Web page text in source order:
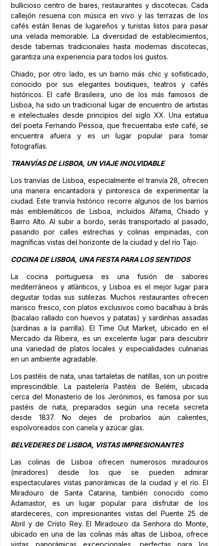
bullicioso centro de bares, restaurantes y discotecas. Cada
callejón resuena con música en vivo y las terrazas de los
cafés están llenas de lugareños y turistas listos para pasar
una velada memorable. La diversidad de establecimientos,
desde tabernas tradicionales hasta modernas discotecas,
garantiza una experiencia para todos los gustos.
Chiado, por otro lado, es un barrio más chic y sofisticado,
conocido por sus elegantes boutiques, teatros y cafés
históricos. El café Brasileira, uno de los más famosos de
Lisboa, ha sido un tradicional lugar de encuentro de artistas
e intelectuales desde principios del siglo XX. Una estatua
del poeta Fernando Pessoa, que frecuentaba este café, se
encuentra afuera y es un lugar popular para tomar
fotografías.
TRANVÍAS DE LISBOA, UN VIAJE INOLVIDABLE
Los tranvías de Lisboa, especialmente el tranvía 28, ofrecen
una manera encantadora y pintoresca de experimentar la
ciudad. Este tranvía histórico recorre algunos de los barrios
más emblemáticos de Lisboa, incluidos Alfama, Chiado y
Bairro Alto. Al subir a bordo, serás transportado al pasado,
pasando por calles estrechas y colinas empinadas, con
magníficas vistas del horizonte de la ciudad y del río Tajo.
COCINA DE LISBOA, UNA FIESTA PARA LOS SENTIDOS
La cocina portuguesa es una fusión de sabores
mediterráneos y atlánticos, y Lisboa es el mejor lugar para
degustar todas sus sutilezas. Muchos restaurantes ofrecen
marisco fresco, con platos exclusivos como bacalhau à brás
(bacalao rallado con huevos y patatas) y sardinhas assadas
(sardinas a la parrilla). El Time Out Market, ubicado en el
Mercado da Ribeira, es un excelente lugar para descubrir
una variedad de platos locales y especialidades culinarias
en un ambiente agradable.
Los pastéis de nata, unas tartaletas de natillas, son un postre
imprescindible. La pastelería Pastéis de Belém, ubicada
cerca del Monasterio de los Jerónimos, es famosa por sus
pastéis de nata, preparados según una receta secreta
desde 1837. No dejes de probarlos aún calientes,
espolvoreados con canela y azúcar glas.
BELVEDERES DE LISBOA, VISTAS IMPRESIONANTES
Las colinas de Lisboa ofrecen numerosos miradouros
(miradores) desde los que se pueden admirar
espectaculares vistas panorámicas de la ciudad y el río. El
Miradouro de Santa Catarina, también conocido como
Adamastor, es un lugar popular para disfrutar de los
atardeceres, con impresionantes vistas del Puente 25 de
Abril y de Cristo Rey. El Miradouro da Senhora do Monte,
ubicado en una de las colinas más altas de Lisboa, ofrece
vistas panorámicas excepcionales, perfectas para los